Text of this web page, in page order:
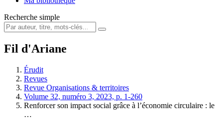
Recherche simple
Fil d'Ariane
Érudit
Revues
Revue Organisations & territoires
Volume 32, numéro 3, 2023, p. 1-260
Renforcer son impact social grâce à l’économie circulaire : le
…